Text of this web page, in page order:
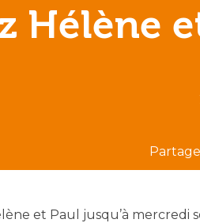
Hélène
et Paul jusqu’à mercredi